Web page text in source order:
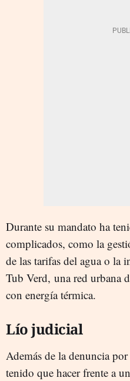
Durante su mandato ha
complicados, como la
de las tarifas del agua o la
Tub Verd, una red urbana
con energía térmica.
Lío judicial
Además de la denuncia
tenido que hacer frente a